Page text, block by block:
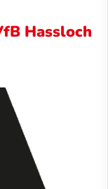
Hassloch